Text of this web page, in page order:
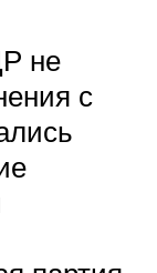
не
с